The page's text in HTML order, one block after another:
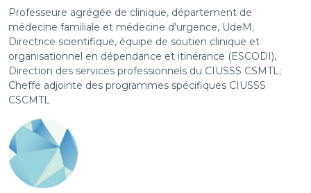
Professeure agrégée de clinique, département de
médecine familiale et médecine d'urgence, UdeM;
Directrice scientifique, équipe de soutien clinique et
organisationnel en dépendance et itinérance (ESCODI),
Direction des services professionnels du CIUSSS CSMTL;
Cheffe adjointe des programmes spécifiques CIUSSS
CSCMTL